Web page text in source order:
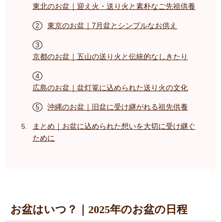
東北のお盆｜迎え火・送り火と素朴なご先祖供養
東京のお盆｜7月盆とシンプルなお供え
京都のお盆｜五山の送り火と伝統的なしきたり
広島のお盆｜盆灯篭に込められた送り火の文化
沖縄のお盆｜旧盆に受け継がれる祖先供養
まとめ｜お盆に込められた想いを大切に受け継ぐ
ために
お盆はいつ？｜2025年のお盆の日程